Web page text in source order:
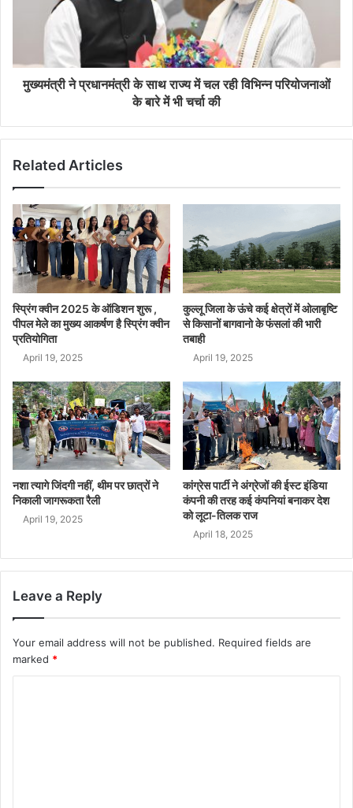
मुख्यमंत्री ने प्रधानमंत्री के साथ राज्य में चल रही विभिन्न परियोजनाओं
के बारे में भी चर्चा की
Related Articles
स्प्रिंग क्वीन 2025 के ऑडिशन शुरू ,
पीपल मेले का मुख्य आकर्षण है स्प्रिंग क्वीन
प्रतियोगिता
April 19, 2025
कुल्लू जिला के ऊंचे कई क्षेत्रों में ओलाबृष्टि
से किसानों बागवानो के फंसलां की भारी
तबाही
April 19, 2025
नशा त्यागे जिंदगी नहीं, थीम पर छात्रों ने
निकाली जागरूकता रैली
April 19, 2025
कांग्रेस पार्टी ने अंग्रेजों की ईस्ट इंडिया
कंपनी की तरह कई कंपनियां बनाकर देश
को लूटा-तिलक राज
April 18, 2025
Leave a Reply
Your email address will not be published. Required fields are
marked *